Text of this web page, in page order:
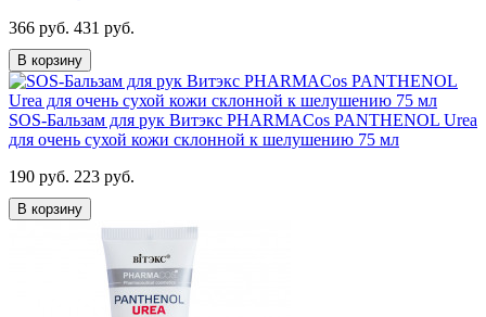
366 руб. 431 руб.
В корзину
SOS-Бальзам для рук Витэкс PHARMACos PANTHENOL Urea
для очень сухой кожи склонной к шелушению 75 мл
190 руб. 223 руб.
В корзину